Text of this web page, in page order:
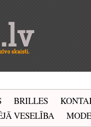
BRILLES
VESELĪBA MODE